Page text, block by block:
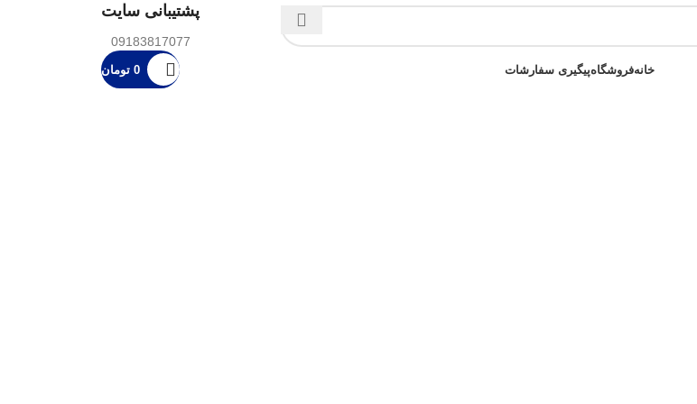
پشتیبانی سایت
09183817077
خانهفروشگاهپیگیری سفارشات 0 تومان